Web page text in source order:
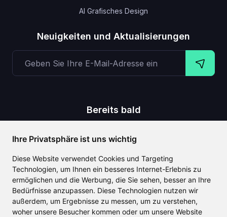
Ihre Privatsphäre ist uns wichtig
Diese Website verwendet Cookies und Targeting
Technologien, um Ihnen ein besseres Internet-Erlebnis zu
ermöglichen und die Werbung, die Sie sehen, besser an Ihre
Bedürfnisse anzupassen. Diese Technologien nutzen wir
außerdem, um Ergebnisse zu messen, um zu verstehen,
woher unsere Besucher kommen oder um unsere Website
AI Grafisches Design
Neuigkeiten und Aktualisierungen
Bereits bald
Untertitel zum Video
CLAILA kombiniert alle besten weltweit verfügbaren KI-
Funktionen